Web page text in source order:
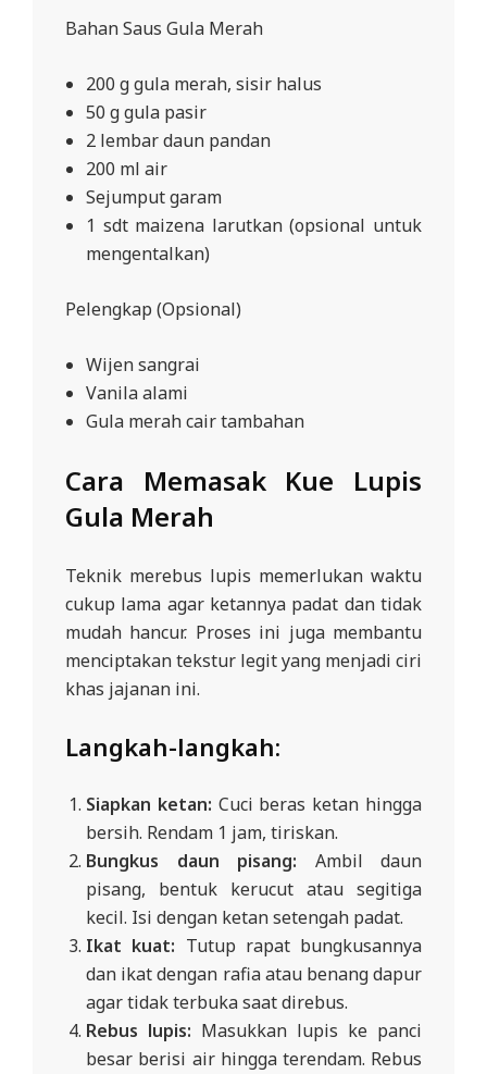
Bahan Saus Gula Merah
200 g gula merah, sisir halus
50 g gula pasir
2 lembar daun pandan
200 ml air
Sejumput garam
1 sdt maizena larutkan (opsional untuk
mengentalkan)
Pelengkap (Opsional)
Wijen sangrai
Vanila alami
Gula merah cair tambahan
Cara Memasak Kue Lupis
Gula Merah
Teknik merebus lupis memerlukan waktu
cukup lama agar ketannya padat dan tidak
mudah hancur. Proses ini juga membantu
menciptakan tekstur legit yang menjadi ciri
khas jajanan ini.
Langkah-langkah:
Siapkan ketan: Cuci beras ketan hingga
bersih. Rendam 1 jam, tiriskan.
Bungkus daun pisang: Ambil daun
pisang, bentuk kerucut atau segitiga
kecil. Isi dengan ketan setengah padat.
Ikat kuat: Tutup rapat bungkusannya
dan ikat dengan rafia atau benang dapur
agar tidak terbuka saat direbus.
Rebus lupis: Masukkan lupis ke panci
besar berisi air hingga terendam. Rebus